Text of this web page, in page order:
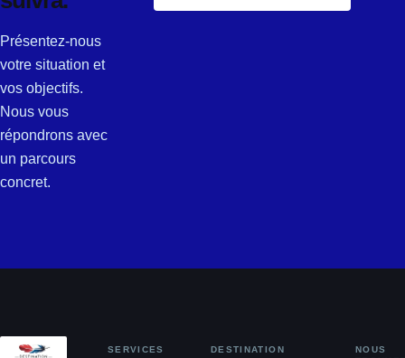
Présentez-nous
votre situation et
vos objectifs.
Nous vous
répondrons avec
un parcours
concret.
SERVICES DESTINATION
NOUS